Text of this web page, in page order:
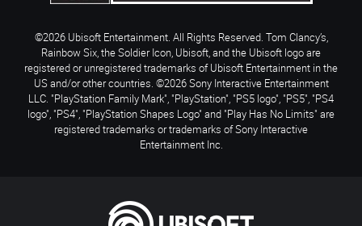
©2026 Ubisoft Entertainment. All Rights Reserved. Tom Clancy’s,
Rainbow Six, the Soldier Icon, Ubisoft, and the Ubisoft logo are
registered or unregistered trademarks of Ubisoft Entertainment in the
US and/or other countries. ©2026 Sony Interactive Entertainment
LLC. "PlayStation Family Mark", "PlayStation", "PS5 logo", "PS5", "PS4
logo", "PS4", "PlayStation Shapes Logo" and "Play Has No Limits" are
registered trademarks or trademarks of Sony Interactive
Entertainment Inc.